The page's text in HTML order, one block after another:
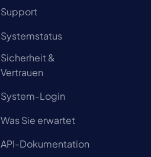
Support
Systemstatus
Sicherheit &
Vertrauen
System-Login
Was Sie erwartet
API-Dokumentation